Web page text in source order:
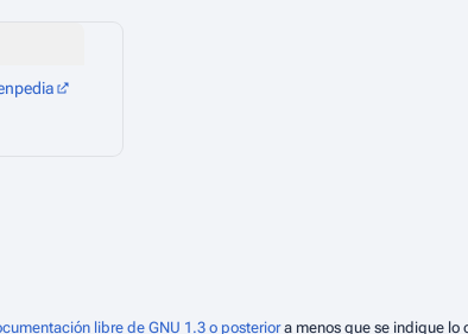
libre de GNU 1.3 o posteriora menos que se indique lo